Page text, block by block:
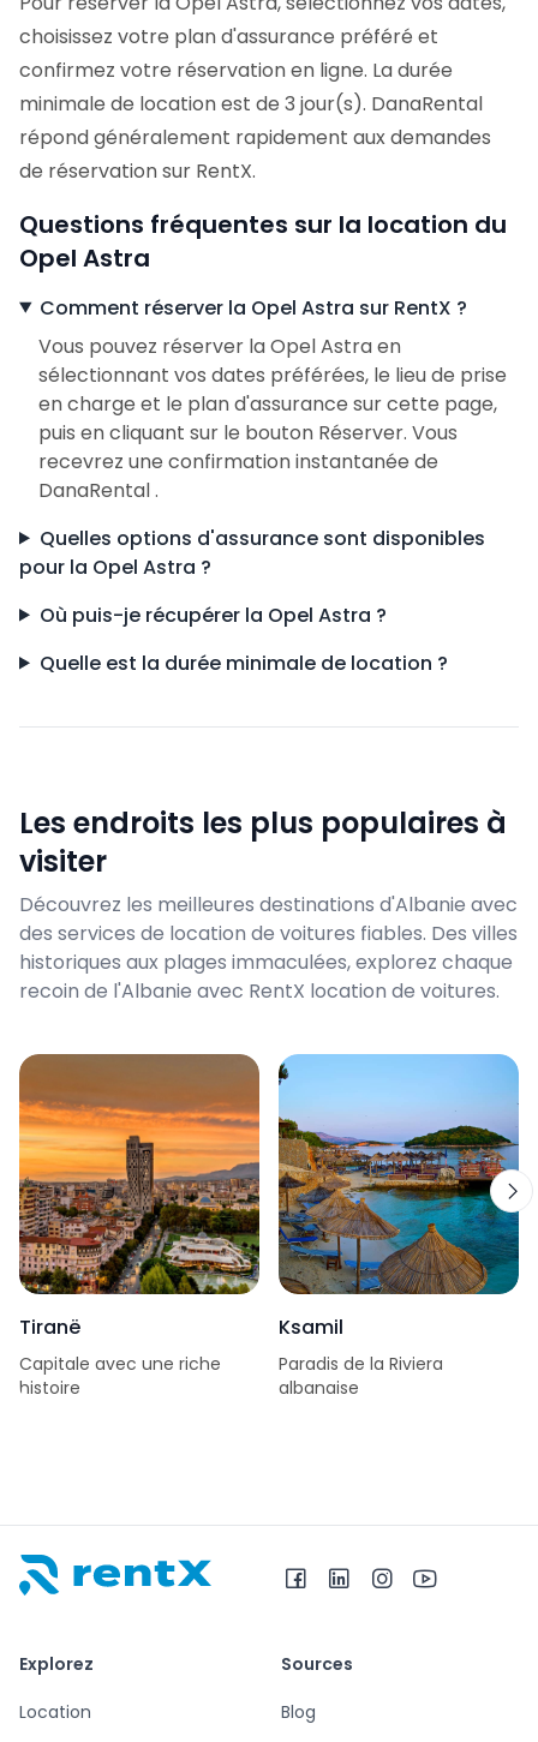
choisissez votre plan d'assurance préféré et
confirmez votre réservation en ligne. La durée
minimale de location est de 3 jour(s). DanaRental
répond généralement rapidement aux demandes
de réservation sur RentX.
Questions fréquentes sur la location du
Opel Astra
Comment réserver la Opel Astra sur RentX ?
Vous pouvez réserver la Opel Astra en
sélectionnant vos dates préférées, le lieu de prise
en charge et le plan d'assurance sur cette page,
puis en cliquant sur le bouton Réserver. Vous
recevrez une confirmation instantanée de
DanaRental .
Quelles options d'assurance sont disponibles
pour la Opel Astra ?
Où puis-je récupérer la Opel Astra ?
Quelle est la durée minimale de location ?
Les endroits les plus populaires à
visiter
Découvrez les meilleures destinations d'Albanie avec
des services de location de voitures fiables. Des villes
historiques aux plages immaculées, explorez chaque
recoin de l'Albanie avec RentX location de voitures.
Tiranë
Capitale avec une riche
histoire
Ksamil
Paradis de la Riviera
albanaise
Explorez
Location
Sources
Blog